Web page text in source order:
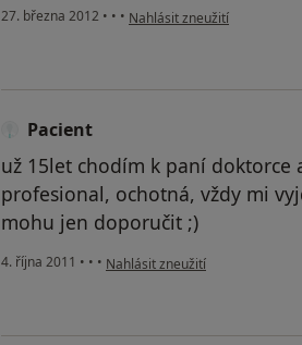
27. března 2012 • • • podle názoru uživatele Váš
Nahlásit zneužití
Pacient
už 15let chodím k paní
profesional, ochotná, vždy mi
mohu jen doporučit ;)
4. října 2011 • • • podle názoru uživatele Pacient
Nahlásit zneužití